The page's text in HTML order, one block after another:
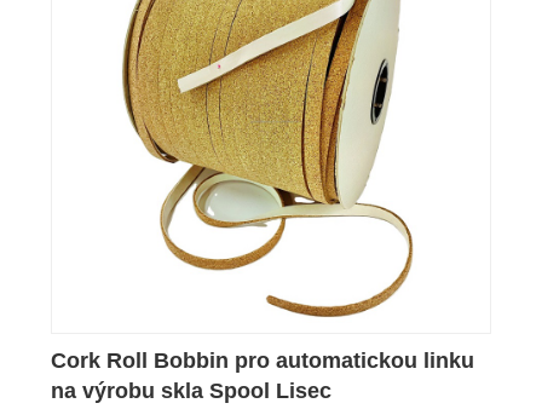
Cork Roll Bobbin pro automatickou linku
na výrobu skla Spool Lisec